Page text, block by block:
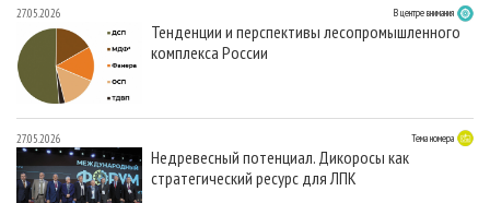
27.05.2026 В центре внимания
Тенденции и перспективы лесопромышленного
комплекса России
27.05.2026 Тема номера
Недревесный потенциал. Дикоросы как
стратегический ресурс для ЛПК